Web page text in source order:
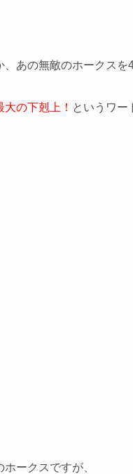
、あの無敵のホークスを
大の下剋上！ というワー
ホークスですが、